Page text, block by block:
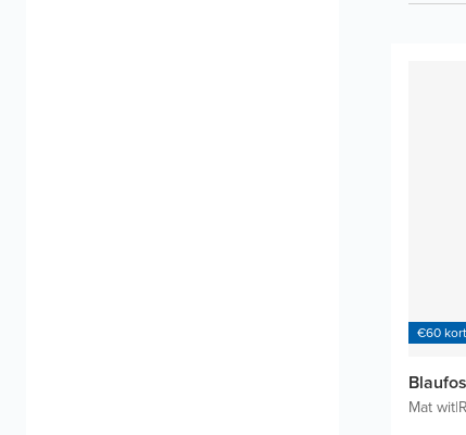
€60
Mat wit|